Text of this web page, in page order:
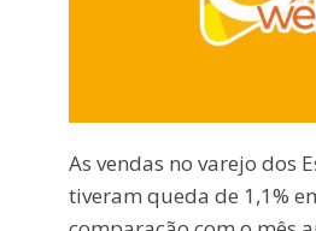
As vendas no varejo dos
tiveram queda de 1,1%